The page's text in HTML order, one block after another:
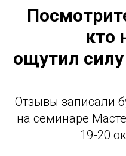
кто
ощутил
Отзывы записали
на семинаре
19-20